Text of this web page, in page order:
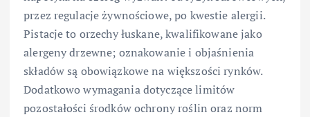
przez regulacje żywnościowe, po kwestie alergii.
Pistacje to orzechy łuskane, kwalifikowane jako
alergeny drzewne; oznakowanie i objaśnienia
składów są obowiązkowe na większości rynków.
Dodatkowo wymagania dotyczące limitów
pozostałości środków ochrony roślin oraz norm